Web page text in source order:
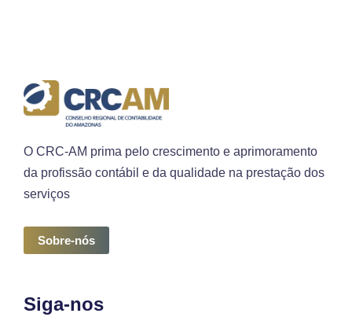
O CRC-AM prima pelo crescimento e aprimoramento
da profissão contábil e da qualidade na prestação dos
serviços
Sobre-nós
Siga-nos